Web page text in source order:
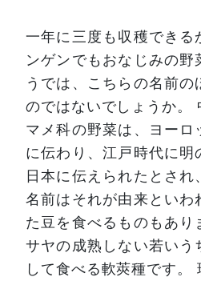
一年に三度も収穫できる
ンゲンでもおなじみの野
うでは、こちらの名前の
のではないでしょうか。
マメ科の野菜は、ヨーロ
に伝わり、江戸時代に明
日本に伝えられたとされ
名前はそれが由来といわ
た豆を食べるものもあり
サヤの成熟しない若いう
して食べる軟莢種です。